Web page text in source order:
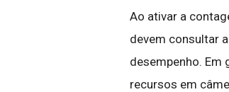
Ao ativar a
devem consultar
desempenho.
recursos em